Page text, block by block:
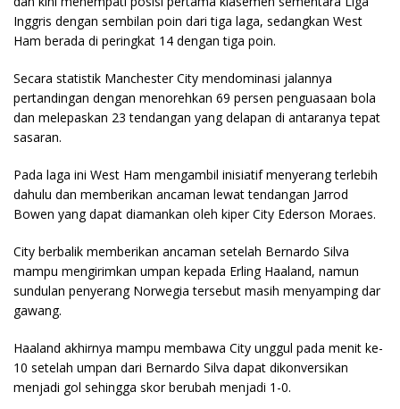
Inggris dengan sembilan poin dari tiga laga, sedangkan West
Ham berada di peringkat 14 dengan tiga poin.
Secara statistik Manchester City mendominasi jalannya
pertandingan dengan menorehkan 69 persen penguasaan bola
dan melepaskan 23 tendangan yang delapan di antaranya tepat
sasaran.
Pada laga ini West Ham mengambil inisiatif menyerang terlebih
dahulu dan memberikan ancaman lewat tendangan Jarrod
Bowen yang dapat diamankan oleh kiper City Ederson Moraes.
City berbalik memberikan ancaman setelah Bernardo Silva
mampu mengirimkan umpan kepada Erling Haaland, namun
sundulan penyerang Norwegia tersebut masih menyamping dar
gawang.
Haaland akhirnya mampu membawa City unggul pada menit ke-
10 setelah umpan dari Bernardo Silva dapat dikonversikan
menjadi gol sehingga skor berubah menjadi 1-0.